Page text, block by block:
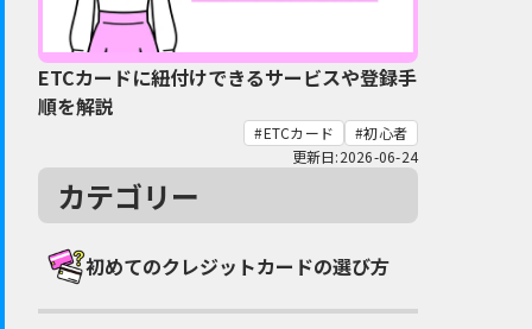
ETCカードに紐付けできるサービスや登録手
順を解説
ETCカード
初心者
更新日:2026-06-24
カテゴリー
初めてのクレジットカードの選び方